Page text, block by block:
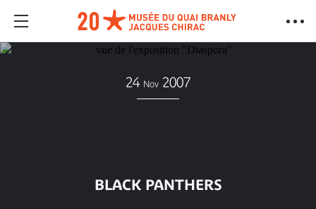
24 Nov 2007
BLACK PANTHERS